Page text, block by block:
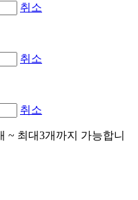
취소
취소
취소
~ 최대3개까지 가능합니